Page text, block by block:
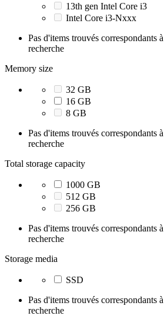
13th gen Intel Core i3
Intel Core i3-Nxxx
Pas d'items trouvés correspondants
recherche
Memory size
32 GB
16 GB
8 GB
Pas d'items trouvés correspondants
recherche
Total storage capacity
1000 GB
512 GB
256 GB
Pas d'items trouvés correspondants
recherche
Storage media
SSD
Pas d'items trouvés correspondants
recherche